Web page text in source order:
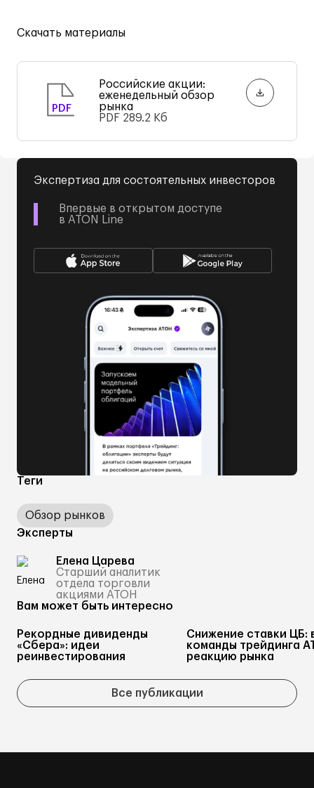
Теги
Обзор рынков
Эксперты
Елена Царева
Старший аналитик
отдела торговли
акциями АТОН
Скачать материалы
PDF
Российские акции:
еженедельный обзор
рынка
PDF 289.2 Кб
Экспертиза для состоятельных инвесторов
Впервые в открытом доступе
в ATON Line
Вам может быть интересно
Рекордные дивиденды
«Сбера»: идеи
реинвестирования
Снижение ставки ЦБ:
команды трейдинга
реакцию рынка
Все публикации